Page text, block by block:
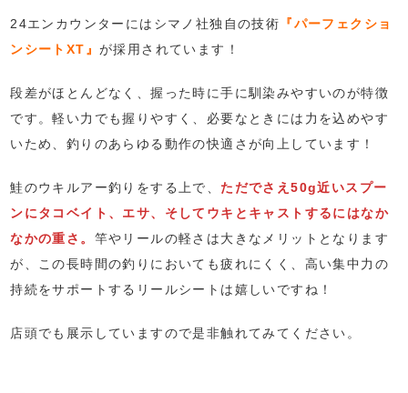
24エンカウンターにはシマノ社独自の技術 『パーフェクショ
ンシートXT』が採用されています！
段差がほとんどなく、握った時に手に馴染みやすいのが特徴
です。軽い力でも握りやすく、必要なときには力を込めやす
いため、釣りのあらゆる動作の快適さが向上しています！
鮭のウキルアー釣りをする上で、 ただでさえ50g近いスプー
ンにタコベイト、エサ、そしてウキとキャストするにはなか
なかの重さ。 竿やリールの軽さは大きなメリットとなります
が、この長時間の釣りにおいても疲れにくく、高い集中力の
持続をサポートするリールシートは嬉しいですね！
店頭でも展示していますので是非触れてみてください。